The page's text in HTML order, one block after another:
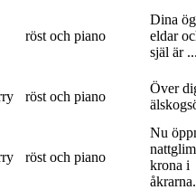
röst och piano
Dina
eldar
själ är
röst och piano
Över
röst och piano
Nu
krona i